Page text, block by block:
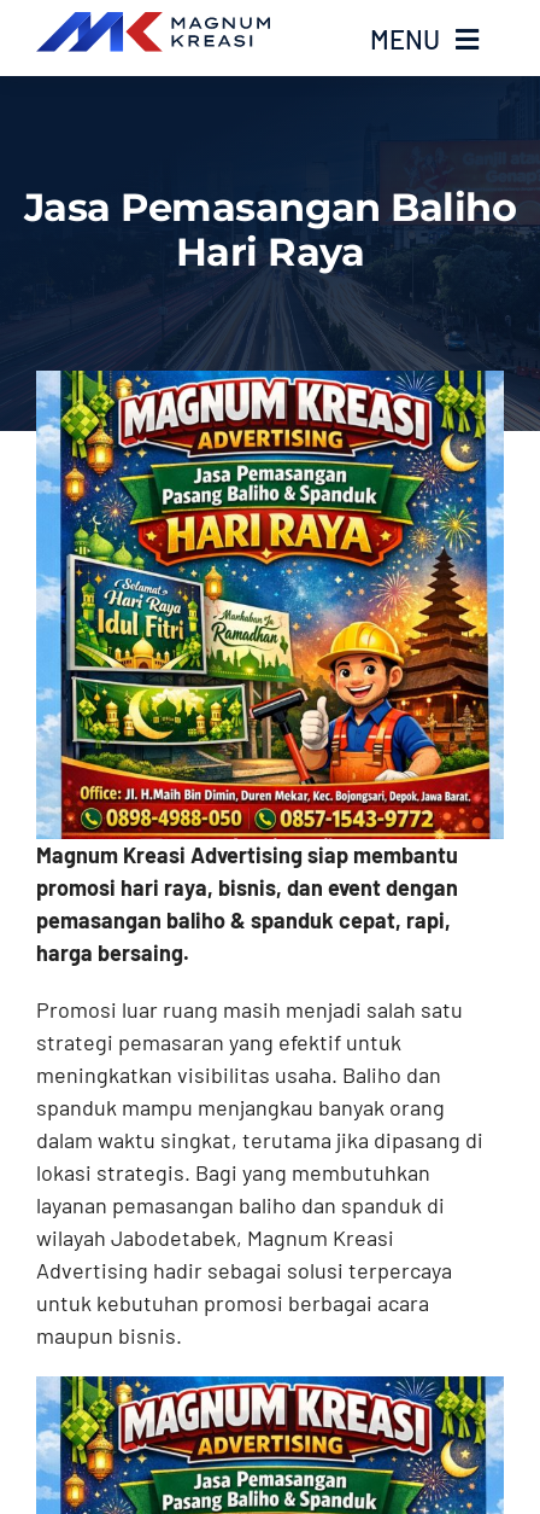
content
MENU
Services
About
Blog
Contact
Jasa Pemasangan Baliho
Hari Raya
Magnum Kreasi Advertising siap membantu
promosi hari raya, bisnis, dan event dengan
pemasangan baliho & spanduk cepat, rapi,
harga bersaing.
Promosi luar ruang masih menjadi salah satu
strategi pemasaran yang efektif untuk
meningkatkan visibilitas usaha. Baliho dan
spanduk mampu menjangkau banyak orang
dalam waktu singkat, terutama jika dipasang di
lokasi strategis. Bagi yang membutuhkan
layanan pemasangan baliho dan spanduk di
wilayah Jabodetabek, Magnum Kreasi
Advertising hadir sebagai solusi terpercaya
untuk kebutuhan promosi berbagai acara
maupun bisnis.